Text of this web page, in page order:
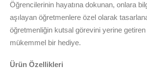
Öğrencilerinin hayatına dokunan, onlara
aşılayan öğretmenlere özel olarak
öğretmenliğin kutsal görevini yerine
mükemmel bir hediye.
Ürün Özellikleri